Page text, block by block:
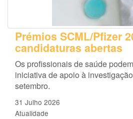
Prémios SCML/Pfizer
candidaturas abertas
Os profissionais de saúde
iniciativa de apoio à
setembro.
31 Julho 2026
Atualidade